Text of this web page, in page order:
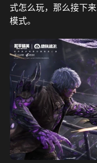
式怎么玩，那么接下
模式。